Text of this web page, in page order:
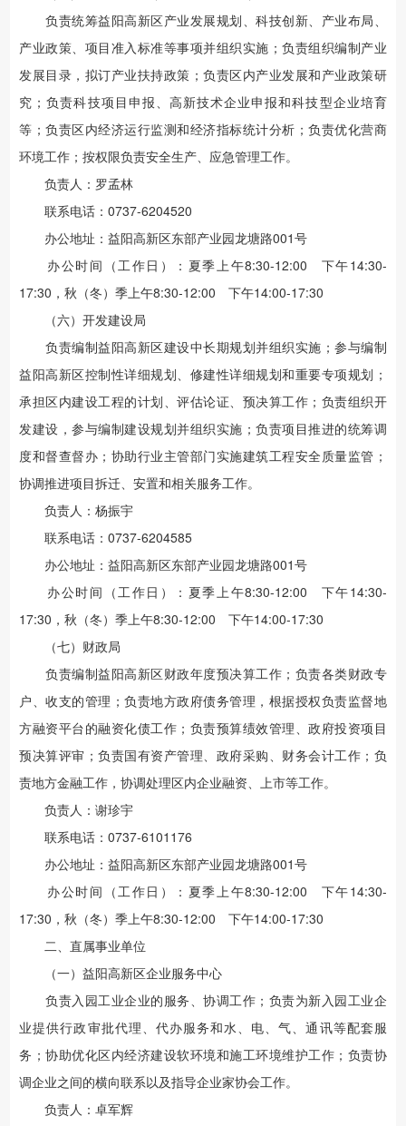
负责统筹益阳高新区产业发展规划、科技创新、产业布局、
产业政策、项目准入标准等事项并组织实施；负责组织编制产业
发展目录，拟订产业扶持政策；负责区内产业发展和产业政策研
究；负责科技项目申报、高新技术企业申报和科技型企业培育
等；负责区内经济运行监测和经济指标统计分析；负责优化营商
环境工作；按权限负责安全生产、应急管理工作。
负责人：罗孟林
联系电话：0737-6204520
办公地址：益阳高新区东部产业园龙塘路001号
办公时间（工作日）：夏季上午8:30-12:00 下午14:30-
17:30，秋（冬）季上午8:30-12:00 下午14:00-17:30
（六）开发建设局
负责编制益阳高新区建设中长期规划并组织实施；参与编制
益阳高新区控制性详细规划、修建性详细规划和重要专项规划；
承担区内建设工程的计划、评估论证、预决算工作；负责组织开
发建设，参与编制建设规划并组织实施；负责项目推进的统筹调
度和督查督办；协助行业主管部门实施建筑工程安全质量监管；
协调推进项目拆迁、安置和相关服务工作。
负责人：杨振宇
联系电话：0737-6204585
办公地址：益阳高新区东部产业园龙塘路001号
办公时间（工作日）：夏季上午8:30-12:00 下午14:30-
17:30，秋（冬）季上午8:30-12:00 下午14:00-17:30
（七）财政局
负责编制益阳高新区财政年度预决算工作；负责各类财政专
户、收支的管理；负责地方政府债务管理，根据授权负责监督地
方融资平台的融资化债工作；负责预算绩效管理、政府投资项目
预决算评审；负责国有资产管理、政府采购、财务会计工作；负
责地方金融工作，协调处理区内企业融资、上市等工作。
负责人：谢珍宇
联系电话：0737-6101176
办公地址：益阳高新区东部产业园龙塘路001号
办公时间（工作日）：夏季上午8:30-12:00 下午14:30-
17:30，秋（冬）季上午8:30-12:00 下午14:00-17:30
二、直属事业单位
（一）益阳高新区企业服务中心
负责入园工业企业的服务、协调工作；负责为新入园工业企
业提供行政审批代理、代办服务和水、电、气、通讯等配套服
务；协助优化区内经济建设软环境和施工环境维护工作；负责协
调企业之间的横向联系以及指导企业家协会工作。
负责人：卓军辉